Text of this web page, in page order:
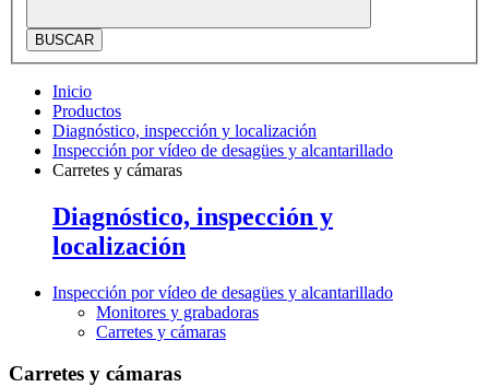
BUSCAR
Inicio
Productos
Diagnóstico, inspección y localización
Inspección por vídeo de desagües y alcantarillado
Carretes y cámaras
Diagnóstico, inspección y
localización
Inspección por vídeo de desagües y alcantarillado
Monitores y grabadoras
Carretes y cámaras
Carretes y cámaras